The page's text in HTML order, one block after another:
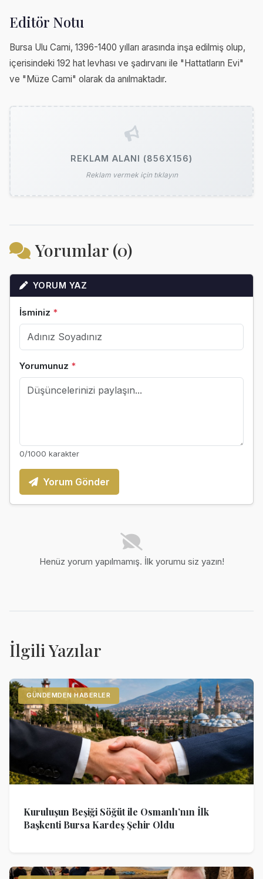
Editör Notu
Bursa Ulu Cami, 1396-1400 yılları arasında inşa edilmiş olup,
içerisindeki 192 hat levhası ve şadırvanı ile "Hattatların Evi"
ve "Müze Cami" olarak da anılmaktadır.
REKLAM ALANI (856X156)
Reklam vermek için tıklayın
Yorumlar (0)
YORUM YAZ
İsminiz *
Yorumunuz *
0/1000 karakter
Yorum Gönder
Henüz yorum yapılmamış. İlk yorumu siz yazın!
İlgili Yazılar
GÜNDEMDEN HABERLER
Kuruluşun Beşiği Söğüt ile Osmanlı’nın İlk
Başkenti Bursa Kardeş Şehir Oldu